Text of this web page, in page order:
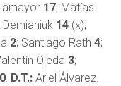
17; Matías
Demianiuk 14(x);
2; Santiago Rath 4;
Ojeda 3;
0. D.T.:Ariel Álvarez.